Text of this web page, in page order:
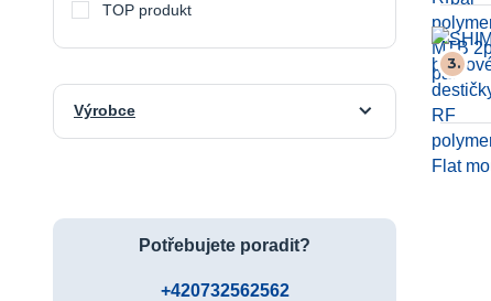
3.
TOP produkt
Výrobce
Potřebujete poradit?
+420732562562